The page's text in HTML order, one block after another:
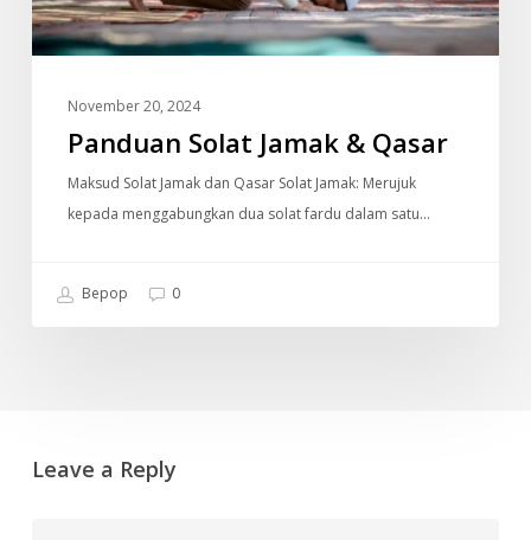
November 20, 2024
Panduan Solat Jamak & Qasar
Maksud Solat Jamak dan Qasar Solat Jamak: Merujuk
kepada menggabungkan dua solat fardu dalam satu…
Bepop 0
Leave a Reply